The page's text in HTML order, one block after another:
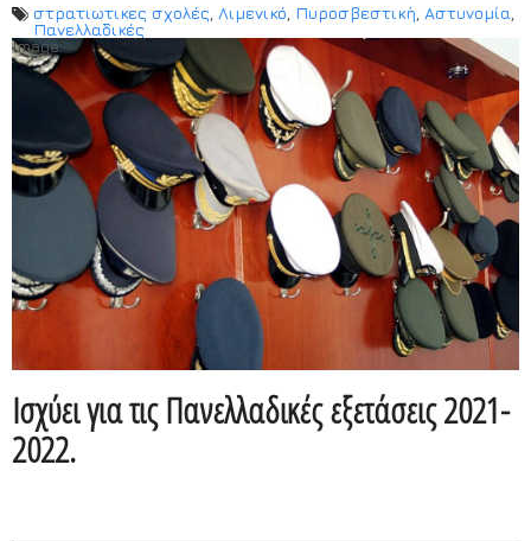
στρατιωτικες σχολές Λιμενικό Πυροσβεστική Αστυνομία
Πανελλαδικές
Image:
Ισχύει για τις Πανελλαδικές εξετάσεις 2021-
2022.